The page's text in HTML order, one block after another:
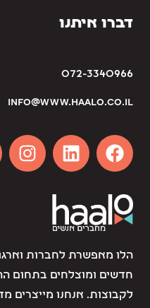
דברו איתנו
072-3340966
info@www.haalo.co.il
הלו מאפשרת לחברות
חדשים ומוצלחים בתחום
לקבוצות. אנחנו מייצרים